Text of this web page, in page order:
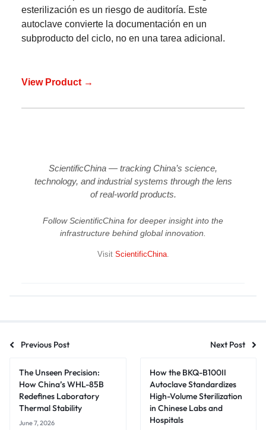
esterilización es un riesgo de auditoría. Este
autoclave convierte la documentación en un
subproducto del ciclo, no en una tarea adicional.
View Product →
ScientificChina — tracking China’s science,
technology, and industrial systems through the lens
of real-world products.
Follow ScientificChina for deeper insight into the
infrastructure behind global innovation.
Visit ScientificChina.
Previous Post Next Post
The Unseen Precision:
How China’s WHL-85B
Redefines Laboratory
Thermal Stability
June 7, 2026
How the BKQ-B100II
Autoclave Standardizes
High-Volume Sterilization
in Chinese Labs and
Hospitals